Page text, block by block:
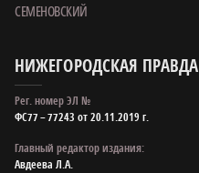
СЕМЕНОВСКИЙ
НИЖЕГОРОДСКАЯ ПРАВДА
Рег. номер ЭЛ №
ФС77 – 77243 от 20.11.2019 г.
Главный редактор издания:
Авдеева Л.А.